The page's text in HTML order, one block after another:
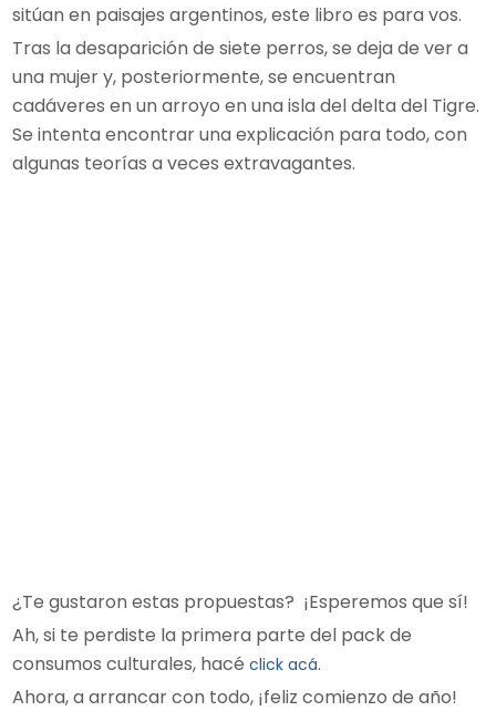
sitúan en paisajes argentinos, este libro es para vos.
Tras la desaparición de siete perros, se deja de ver a
una mujer y, posteriormente, se encuentran
cadáveres en un arroyo en una isla del delta del Tigre.
Se intenta encontrar una explicación para todo, con
algunas teorías a veces extravagantes.
¿Te gustaron estas propuestas? ¡Esperemos que sí!
Ah, si te perdiste la primera parte del pack de
consumos culturales, hacé click acá.
Ahora, a arrancar con todo, ¡feliz comienzo de año!